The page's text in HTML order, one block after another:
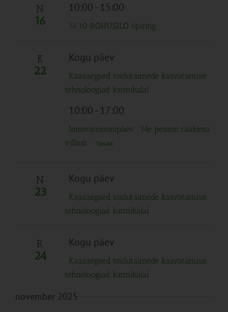
N
16
10:00- 15:00
16.10 ROHUSILO õpiring
K
22
Kogu päev
Kaasaegsed toidutaimede kasvatamise
tehnoloogiad katmikalal
10:00- 17:00
Innovatsioonipäev: “Me peame rääkima
villast”
Tasuta
N
23
Kogu päev
Kaasaegsed toidutaimede kasvatamise
tehnoloogiad katmikalal
R
24
Kogu päev
Kaasaegsed toidutaimede kasvatamise
tehnoloogiad katmikalal
november 2025